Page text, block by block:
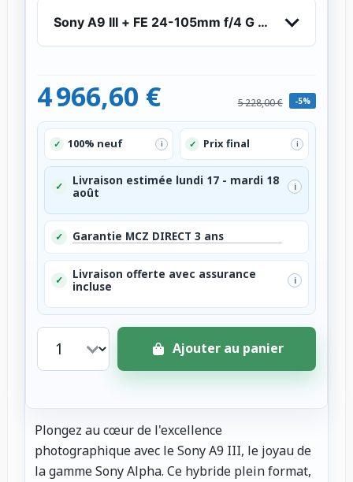
Sony A9 III + FE 24-105mm f/4 G OSS
4 966,60 € 5 228,00 € -5%
✓ 100% neuf i ✓ Prix final i
✓
Livraison estimée lundi 17 - mardi 18
août
i
✓ Garantie MCZ DIRECT 3 ans
✓
Livraison offerte avec assurance
incluse
i
Ajouter au panier
Plongez au cœur de l'excellence
photographique avec le Sony A9 III, le joyau de
la gamme Sony Alpha. Ce hybride plein format,